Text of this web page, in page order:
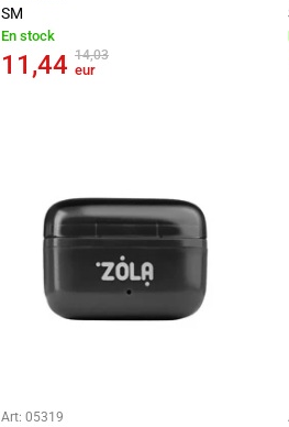
SM
En stock
11,44 14,03
eur
Art: 05319